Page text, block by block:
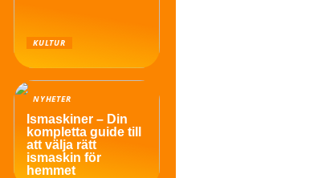
KULTUR
NYHETER
Ismaskiner – Din
kompletta guide till
att välja rätt
ismaskin för
hemmet